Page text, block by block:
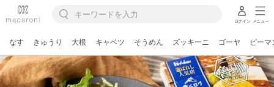
ログイン メニュー
なす きゅうり 大根 キャベツ そうめん ズッキーニ ゴーヤ ピーマ